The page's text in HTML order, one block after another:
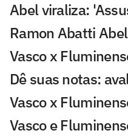
Abel viraliza:
Ramon Abatti
Vasco x
Dê suas notas:
Vasco x
Vasco e